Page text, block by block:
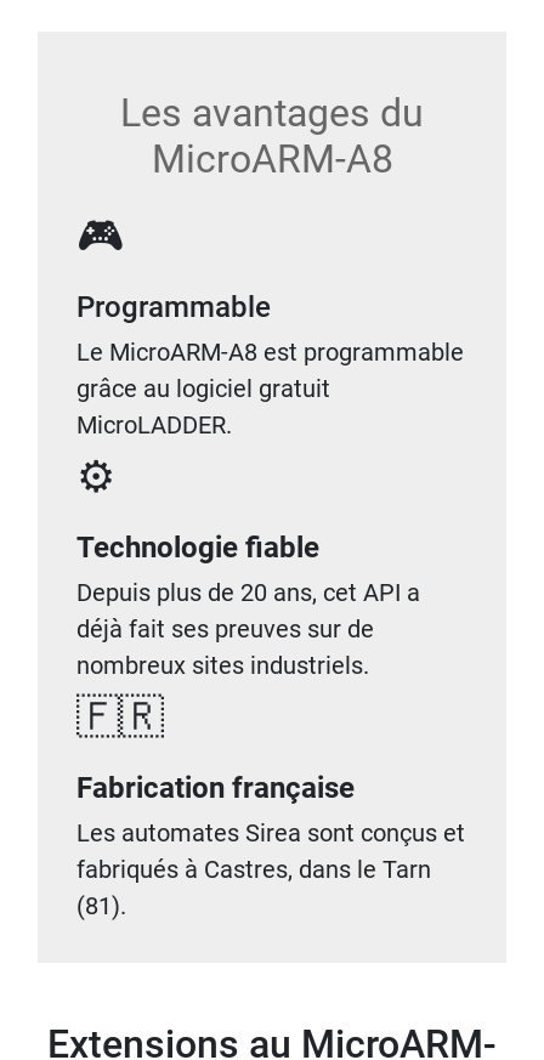
Les avantages du
MicroARM-A8
🎮
Programmable
Le MicroARM-A8 est programmable
grâce au logiciel gratuit
MicroLADDER.
⚙️
Technologie fiable
Depuis plus de 20 ans, cet API a
déjà fait ses preuves sur de
nombreux sites industriels.
🇫🇷
Fabrication française
Les automates Sirea sont conçus et
fabriqués à Castres, dans le Tarn
(81).
Extensions au MicroARM-